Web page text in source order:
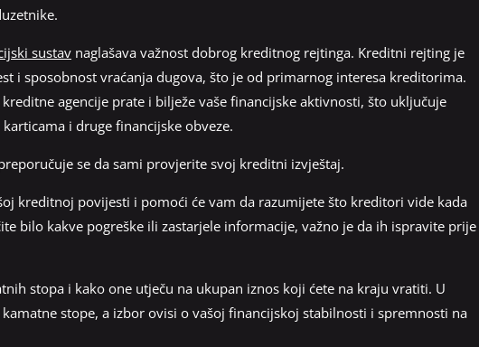
sustav naglašava važnost dobrog kreditnog rejtinga. Kreditni rejting je
i sposobnost vraćanja dugova, što je od primarnog interesa kreditorima.
agencije prate i bilježe vaše financijske aktivnosti, što uključuje
i druge financijske obveze.
se da sami provjerite svoj kreditni izvještaj.
kreditnoj povijesti i pomoći će vam da razumijete što kreditori vide kada
bilo kakve pogreške ili zastarjele informacije, važno je da ih ispravite prije
stopa i kako one utječu na ukupan iznos koji ćete na kraju vratiti. U
stope, a izbor ovisi o vašoj financijskoj stabilnosti i spremnosti na